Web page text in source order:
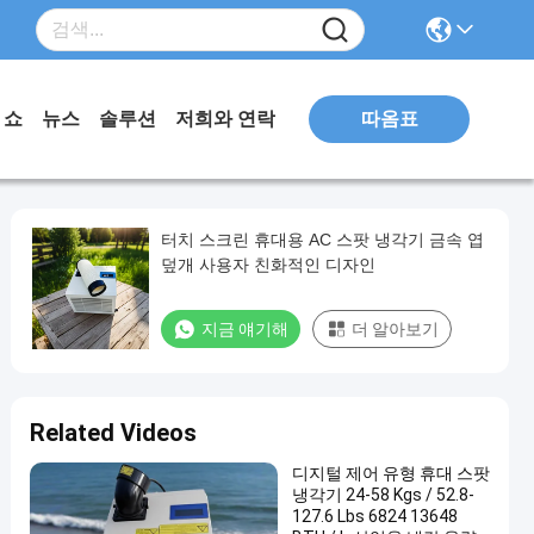
쇼 뉴스 솔루션 저희와 연락 따옴표
터치 스크린 휴대용 AC 스팟 냉각기 금속 엽
덮개 사용자 친화적인 디자인
지금 얘기해 더 알아보기
Related Videos
디지털 제어 유형 휴대 스팟
냉각기 24-58 Kgs / 52.8-
127.6 Lbs 6824 13648